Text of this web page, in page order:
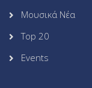
Μουσικά Νέα
Top 20
Events